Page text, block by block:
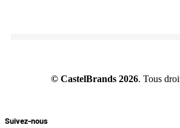
© CastelBrands 2026. Tous
Suivez-nous